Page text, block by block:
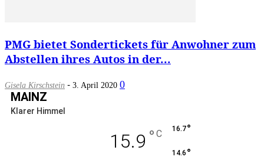
PMG bietet Sondertickets für Anwohner zum
Abstellen ihres Autos in der...
Gisela Kirschstein - 3. April 2020 0
MAINZ
Klarer Himmel
15.9 ° C 16.7°
14.6 °